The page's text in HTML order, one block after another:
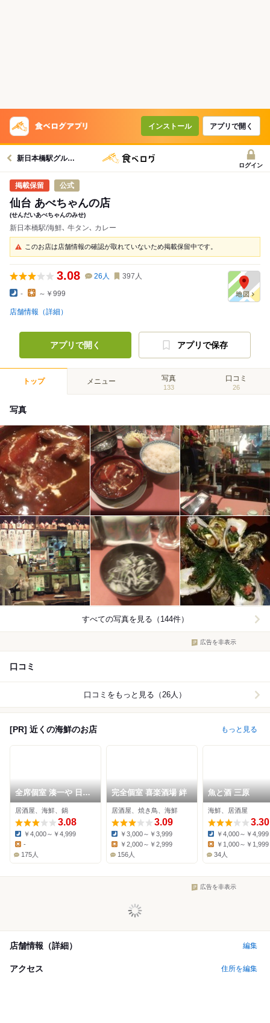
インストール アプリで開く
新日本橋駅グルメへ
ログイン
公式
仙台 あべちゃんの店
(せんだいあべちゃんのみせ)
新日本橋駅/海鮮､ 牛タン､ カレー
このお店は店舗情報の確認が取れていないため掲載保留中です。
3.08 26 人 397 人
- ～￥999
店舗情報（詳細）
アプリで開く アプリで保存
トップ メニュー 写真
133
口コミ
26
写真
すべての写真を見る（144件）
広告を非表示
口コミ
口コミをもっと見る（26人）
[PR] 近くの海鮮のお店 もっと見る
全席個室 湊一や 日本
橋八重洲店
居酒屋、海鮮、鍋
3.08
Dinner:
￥4,000～￥4,999
-
175人
完全個室 喜楽酒場 絆
居酒屋、焼き鳥、海鮮
3.09
Dinner:
￥3,000～￥3,999
￥2,000～￥2,999
156人
魚と酒 三原
海鮮、居酒屋
3.30
Dinner:
￥4,000～￥4,999
Lunch:
￥1,000～￥1,999
34人
広告を非表示
店舗情報（詳細） 編集
アクセス 住所を編集